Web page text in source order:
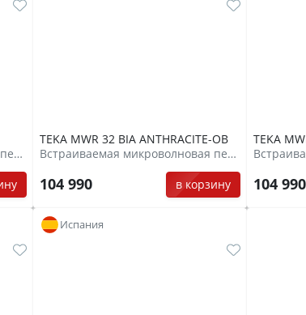
Встраиваемая микроволновая печь
TEKA MWR 32 BIA ANTHRACITE-OB
Встраиваемая микроволновая печь
104 990 в корзину
TEKA
104 990
Испания